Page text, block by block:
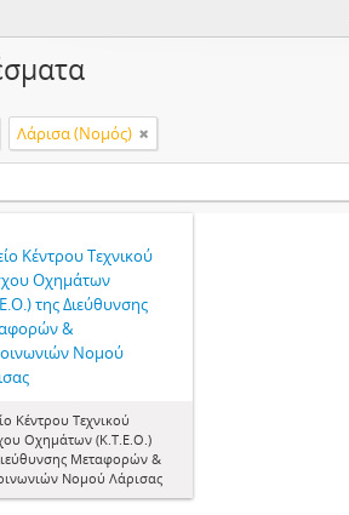
Λάρισα (Νομός)
Κέντρου Τεχνικού
Οχημάτων
της Διεύθυνσης
&
Νομού
Κέντρου Τεχνικού
Οχημάτων (Κ.Τ.Ε.Ο.)
Μεταφορών &
Νομού Λάρισας